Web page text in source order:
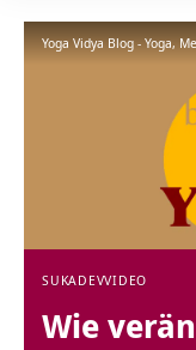
Yoga Vidya Blog - Yoga,
SUKADEVVIDEO
Wie